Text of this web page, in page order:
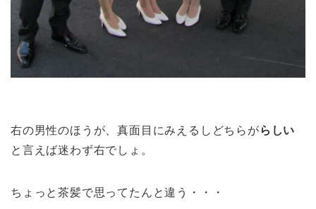
右の男性のほうが、真面目にみえるしどちらがらしい
と言えば迷わず右でしょ。
ちょっと茶髪で思ってたんと違う・・・